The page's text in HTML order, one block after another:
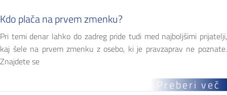
Kdo plača na prvem zmenku?
Pri temi denar lahko do zadreg pride tudi med najboljšimi prijatelji,
kaj šele na prvem zmenku z osebo, ki je pravzaprav ne poznate.
Znajdete se
Preberi več